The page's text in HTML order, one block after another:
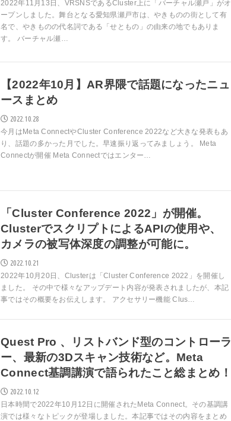
2022年11月13日、VRSNSであるCluster上に「バーチャル瀬戸」がオ
ープンしました。舞台となる愛知県瀬戸市は、やきものの街として有
名で、やきものの代名詞である「せともの」の由来の地でもありま
す。 バーチャル瀬…
【2022年10月】AR界隈で話題になったニュ
ースまとめ
2022.10.28
今月はMeta ConnectやCluster Conference 2022など大きな発表もあ
り、話題の多かった月でした。早速振り返ってみましょう。 Meta
Connectが開催 Meta Connectではエンター…
「Cluster Conference 2022」が開催。
ClusterでスクリプトによるAPIの使用や、
カメラの被写体深度の調整が可能に。
2022.10.21
2022年10月20日、Clusterは「Cluster Conference 2022」を開催し
ました。 その中で様々なアップデート内容が発表されましたが、本記
事ではその概要をお伝えします。 アクセサリー機能 Clus…
Quest Pro 、リストバンド型のコントローラ
ー、最新の3Dスキャン技術など。Meta
Connect基調講演で語られたこと総まとめ！
2022.10.12
日本時間で2022年10月12日に開催されたMeta Connect。その基調講
演では様々なトピックが登場しました。本記事ではその内容をまとめ